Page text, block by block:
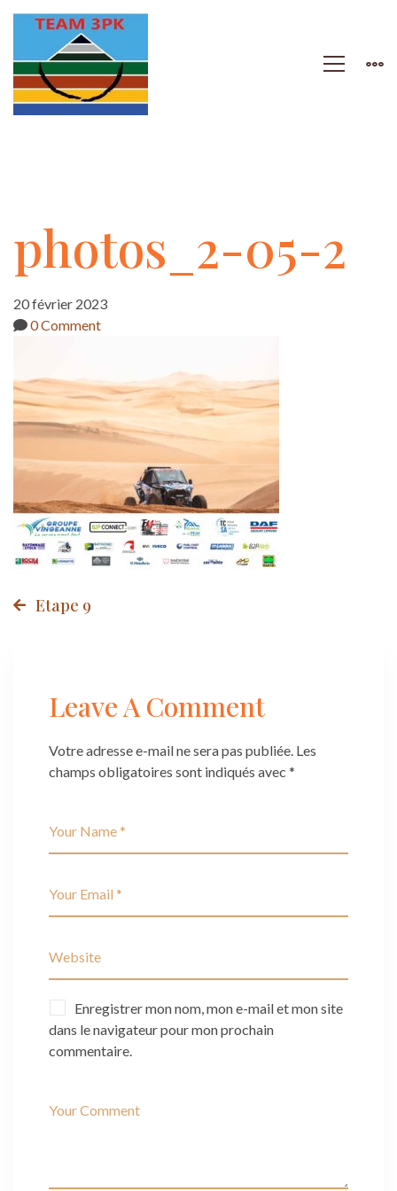
photos_2-
05-
2
photos_2-05-2
20 février 2023
0 Comment
Post
Etape 9
Leave A Comment
Votre adresse e-mail ne sera pas publiée. Les
champs obligatoires sont indiqués avec *
Enregistrer mon nom, mon e-mail et mon site
dans le navigateur pour mon prochain
commentaire.